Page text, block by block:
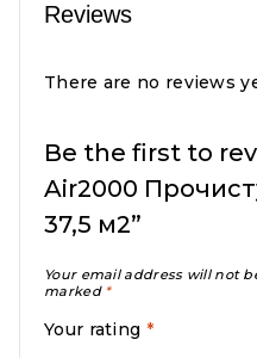
Reviews
There are no reviews
Be the first to
Air2000
37,5 м2”
Your email address will not
marked *
Your rating *